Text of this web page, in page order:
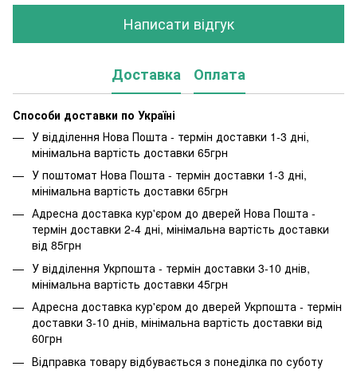
Написати відгук
Доставка Оплата
Способи доставки по Україні
У відділення Нова Пошта - термін доставки 1-3 дні,
мінімальна вартість доставки 65грн
У поштомат Нова Пошта - термін доставки 1-3 дні,
мінімальна вартість доставки 65грн
Адресна доставка кур'єром до дверей Нова Пошта -
термін доставки 2-4 дні, мінімальна вартість доставки
від 85грн
У відділення Укрпошта - термін доставки 3-10 днів,
мінімальна вартість доставки 45грн
Адресна доставка кур'єром до дверей Укрпошта - термін
доставки 3-10 днів, мінімальна вартість доставки від
60грн
Відправка товару відбувається з понеділка по суботу